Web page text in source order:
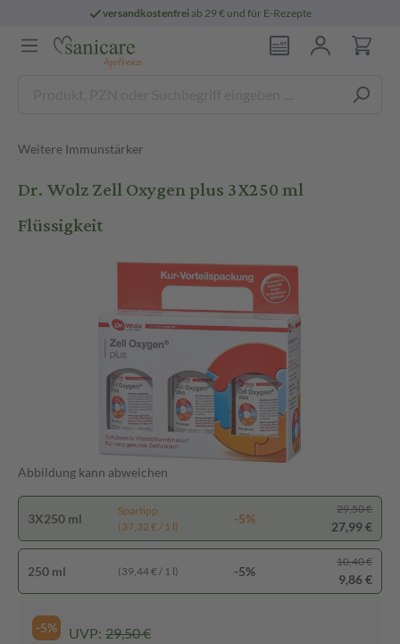
versandkostenfreiab 29 € und für E-Rezepte
Weitere Immunstärker
Dr. Wolz Zell Oxygen plus 3X250 ml
Flüssigkeit
Abbildung kann abweichen
3X250 ml
Spartipp
(37,32 € / 1 l)
-5%
29,50 €
27,99 €
250 ml (39,44 € / 1 l) -5%
10,40 €
9,86 €
-5% UVP: 29,50 €